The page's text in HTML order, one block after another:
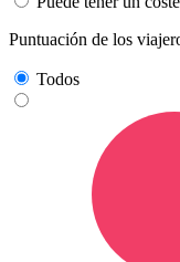
Puntuación de los
Todos